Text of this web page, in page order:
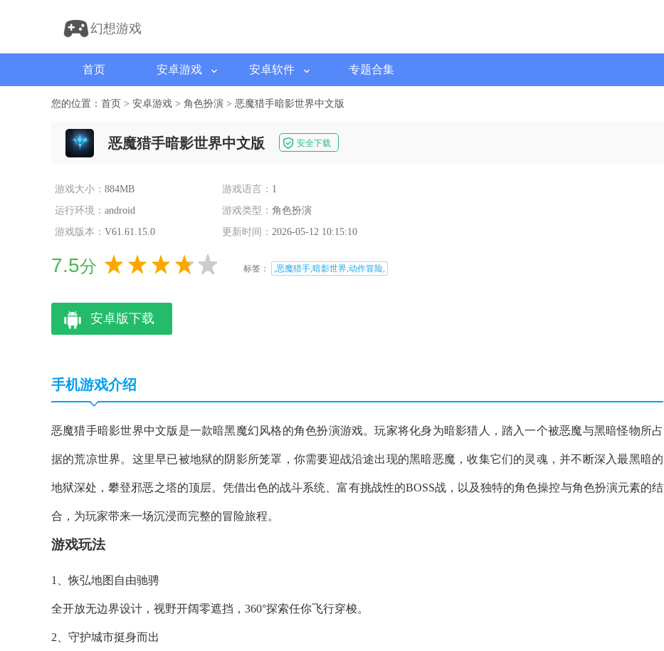
幻想游戏
首页 安卓游戏 安卓软件 专题合集
您的位置： 首页 > 安卓游戏 > 角色扮演 > 恶魔猎手暗影世界中文版
恶魔猎手暗影世界中文版 安全下载
游戏大小： 884MB 游戏语言： 1
运行环境： android 游戏类型： 角色扮演
游戏版本： V61.61.15.0 更新时间： 2026-05-12 10:15:10
7.5分 标签： ,恶魔猎手,暗影世界,动作冒险,
安卓版下载
手机游戏介绍
恶魔猎手暗影世界中文版是一款暗黑魔幻风格的角色扮演游戏。玩家将化身为暗影猎人，踏入一个被恶魔与黑暗怪物所占
据的荒凉世界。这里早已被地狱的阴影所笼罩，你需要迎战沿途出现的黑暗恶魔，收集它们的灵魂，并不断深入最黑暗的
地狱深处，攀登邪恶之塔的顶层。凭借出色的战斗系统、富有挑战性的BOSS战，以及独特的角色操控与角色扮演元素的结
合，为玩家带来一场沉浸而完整的冒险旅程。
游戏玩法
1、恢弘地图自由驰骋
全开放无边界设计，视野开阔零遮挡，360°探索任你飞行穿梭。
2、守护城市挺身而出